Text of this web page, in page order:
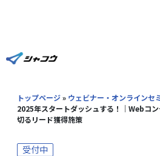
ホーム
サービス
トップページ» ウェビナー・オンラインセ
2025年スタートダッシュする！｜Webコ
切るリード獲得施策
受付中